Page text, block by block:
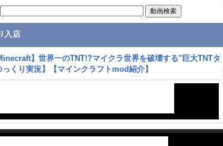
入店
】世界一のTNT!?マイクラ世界を破壊する"巨大TNTタ
くり実況】【マインクラフトmod紹介】